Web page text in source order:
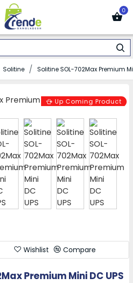
0
Solitine Solitine SOL-702Max Premium
Up Coming Product
Wishlist Compare
Premium Mini DC UPS